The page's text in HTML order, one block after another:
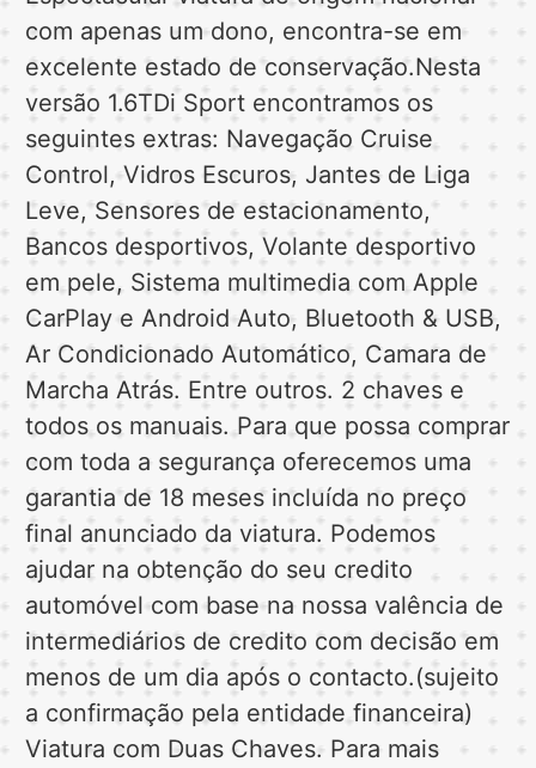
com apenas um dono, encontra-se em
excelente estado de conservação.Nesta
versão 1.6TDi Sport encontramos os
seguintes extras: Navegação Cruise
Control, Vidros Escuros, Jantes de Liga
Leve, Sensores de estacionamento,
Bancos desportivos, Volante desportivo
em pele, Sistema multimedia com Apple
CarPlay e Android Auto, Bluetooth & USB,
Ar Condicionado Automático, Camara de
Marcha Atrás. Entre outros. 2 chaves e
todos os manuais. Para que possa comprar
com toda a segurança oferecemos uma
garantia de 18 meses incluída no preço
final anunciado da viatura. Podemos
ajudar na obtenção do seu credito
automóvel com base na nossa valência de
intermediários de credito com decisão em
menos de um dia após o contacto.(sujeito
a confirmação pela entidade financeira)
Viatura com Duas Chaves. Para mais